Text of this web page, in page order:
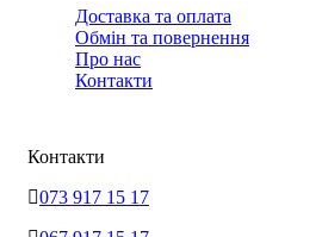
Доставка та оплата
Обмін та повернення
Про нас
Контакти
Контакти
073 917 15 17